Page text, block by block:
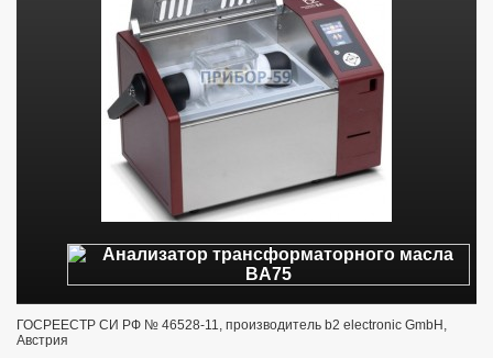
ГОСРЕЕСТР СИ РФ № 46528-11, производитель b2 electronic GmbH,
Австрия